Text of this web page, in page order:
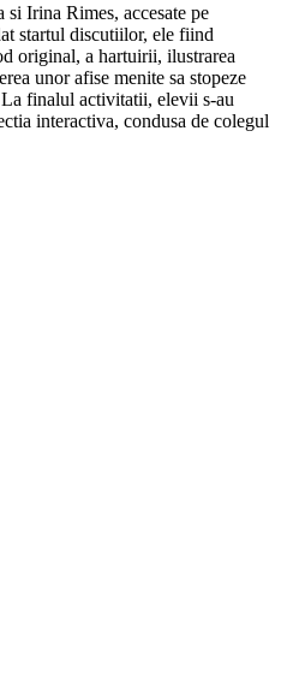
Irina Rimes, accesate pe
startul discutiilor, ele fiind
original, a hartuirii, ilustrarea
unor afise menite sa stopeze
finalul activitatii, elevii s-au
interactiva, condusa de colegul